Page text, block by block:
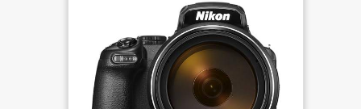
INTUITIVE : Viseur OLED 2360K points
(grossissement env. 0.74x) pour un cadrage
confortable et précis - Écran LCD 3.0“ 1840K pts
tactile - Autonomie 300 photos environ - Flash
intégré